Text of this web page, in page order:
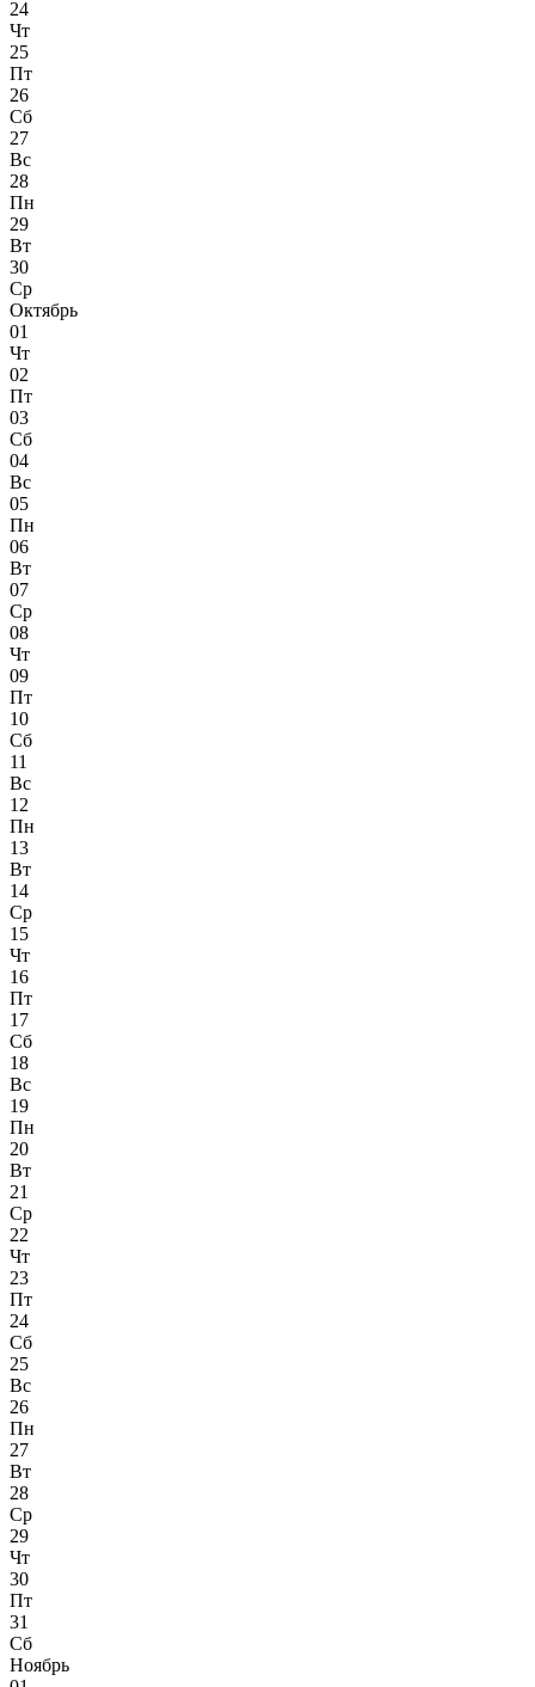
24
Чт
25
Пт
26
Сб
27
Вс
28
Пн
29
Вт
30
Ср
Октябрь
01
Чт
02
Пт
03
Сб
04
Вс
05
Пн
06
Вт
07
Ср
08
Чт
09
Пт
10
Сб
11
Вс
12
Пн
13
Вт
14
Ср
15
Чт
16
Пт
17
Сб
18
Вс
19
Пн
20
Вт
21
Ср
22
Чт
23
Пт
24
Сб
25
Вс
26
Пн
27
Вт
28
Ср
29
Чт
30
Пт
31
Сб
Ноябрь